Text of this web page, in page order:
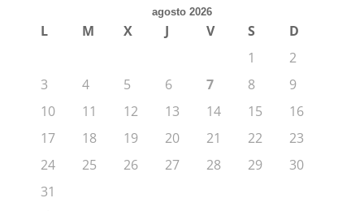
agosto 2026
L M X J V S
D
1
2
3
4 5 6 7 8
9
10
11 12 13 14 15
16
17
18 19 20 21 22
23
24
25 26 27 28 29
30
31